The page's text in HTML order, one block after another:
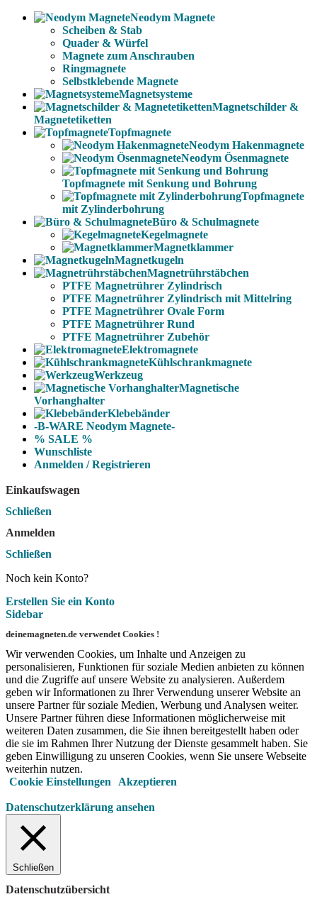
Neodym Magnete
Scheiben & Stab
Quader & Würfel
Magnete zum Anschrauben
Ringmagnete
Selbstklebende Magnete
Magnetsysteme
Magnetschilder &
Magnetetiketten
Topfmagnete
Neodym Hakenmagnete
Neodym Ösenmagnete
Topfmagnete mit Senkung und Bohrung
Topfmagnete
mit Zylinderbohrung
Büro & Schulmagnete
Kegelmagnete
Magnetklammer
Magnetkugeln
Magnetrührstäbchen
PTFE Magnetrührer Zylindrisch
PTFE Magnetrührer Zylindrisch mit Mittelring
PTFE Magnetrührer Ovale Form
PTFE Magnetrührer Rund
PTFE Magnetrührer Zubehör
Elektromagnete
Kühlschrankmagnete
Werkzeug
Magnetische
Vorhanghalter
Klebebänder
-B-WARE Neodym Magnete-
% SALE %
Wunschliste
Anmelden / Registrieren
Einkaufswagen
Schließen
Anmelden
Schließen
Noch kein Konto?
Erstellen Sie ein Konto
Sidebar
deinemagneten.de verwendet Cookies !
Wir verwenden Cookies, um Inhalte und Anzeigen zu
personalisieren, Funktionen für soziale Medien anbieten zu können
und die Zugriffe auf unsere Website zu analysieren. Außerdem
geben wir Informationen zu Ihrer Verwendung unserer Website an
unsere Partner für soziale Medien, Werbung und Analysen weiter.
Unsere Partner führen diese Informationen möglicherweise mit
weiteren Daten zusammen, die Sie ihnen bereitgestellt haben oder
die sie im Rahmen Ihrer Nutzung der Dienste gesammelt haben. Sie
geben Einwilligung zu unseren Cookies, wenn Sie unsere Webseite
weiterhin nutzen.
Cookie Einstellungen
Akzeptieren
Datenschutzerklärung ansehen
Schließen
Datenschutzübersicht